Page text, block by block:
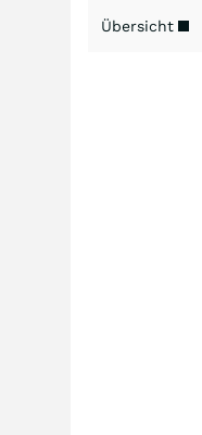
Übersicht